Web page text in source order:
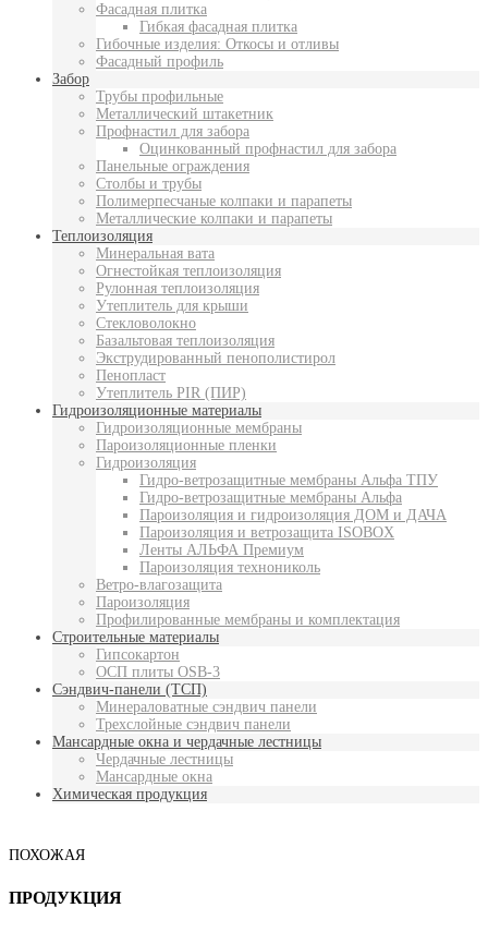
Фасадная плитка
Гибкая фасадная плитка
Гибочные изделия: Откосы и отливы
Фасадный профиль
Забор
Трубы профильные
Металлический штакетник
Профнастил для забора
Оцинкованный профнастил для забора
Панельные ограждения
Столбы и трубы
Полимерпесчаные колпаки и парапеты
Металлические колпаки и парапеты
Теплоизоляция
Минеральная вата
Огнестойкая теплоизоляция
Рулонная теплоизоляция
Утеплитель для крыши
Стекловолокно
Базальтовая теплоизоляция
Экструдированный пенополистирол
Пенопласт
Утеплитель PIR (ПИР)
Гидроизоляционные материалы
Гидроизоляционные мембраны
Пароизоляционные пленки
Гидроизоляция
Гидро-ветрозащитные мембраны Альфа ТПУ
Гидро-ветрозащитные мембраны Альфа
Пароизоляция и гидроизоляция ДОМ и ДАЧА
Пароизоляция и ветрозащита ISOBOX
Ленты АЛЬФА Премиум
Пароизоляция технониколь
Ветро-влагозащита
Пароизоляция
Профилированные мембраны и комплектация
Строительные материалы
Гипсокартон
ОСП плиты OSB-3
Сэндвич-панели (ТСП)
Минераловатные сэндвич панели
Трехслойные сэндвич панели
Мансардные окна и чердачные лестницы
Чердачные лестницы
Мансардные окна
Химическая продукция
ПОХОЖАЯ
ПРОДУКЦИЯ